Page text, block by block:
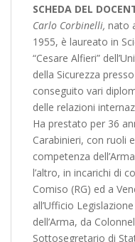
SCHEDA DEL
Carlo Corbinelli, nato
1955, è laureato in
“Cesare Alfieri”
della Sicurezza
conseguito vari
delle relazioni
Ha prestato per 36
Carabinieri, con ruoli
competenza
l’altro, in incarichi di
Comiso (RG) ed a
all’Ufficio
dell’Arma, da
Sottosegretario di